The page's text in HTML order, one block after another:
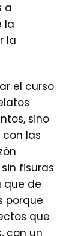
a
la
la
el curso
sino
las
fisuras
que de
porque
que